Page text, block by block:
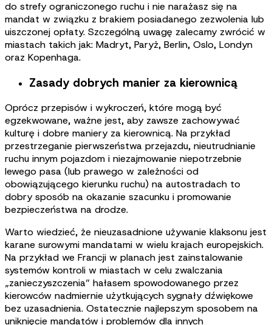
do strefy ograniczonego ruchu i nie narażasz się na
mandat w związku z brakiem posiadanego zezwolenia lub
uiszczonej opłaty. Szczególną uwagę zalecamy zwrócić w
miastach takich jak: Madryt, Paryż, Berlin, Oslo, Londyn
oraz Kopenhaga.
Zasady dobrych manier za kierownicą
Oprócz przepisów i wykroczeń, które mogą być
egzekwowane, ważne jest, aby zawsze zachowywać
kulturę i dobre maniery za kierownicą. Na przykład
przestrzeganie pierwszeństwa przejazdu, nieutrudnianie
ruchu innym pojazdom i niezajmowanie niepotrzebnie
lewego pasa (lub prawego w zależności od
obowiązującego kierunku ruchu) na autostradach to
dobry sposób na okazanie szacunku i promowanie
bezpieczeństwa na drodze.
Warto wiedzieć, że nieuzasadnione używanie klaksonu jest
karane surowymi mandatami w wielu krajach europejskich.
Na przykład we Francji w planach jest zainstalowanie
systemów kontroli w miastach w celu zwalczania
„zanieczyszczenia” hałasem spowodowanego przez
kierowców nadmiernie użytkujących sygnały dźwiękowe
bez uzasadnienia. Ostatecznie najlepszym sposobem na
uniknięcie mandatów i problemów dla innych